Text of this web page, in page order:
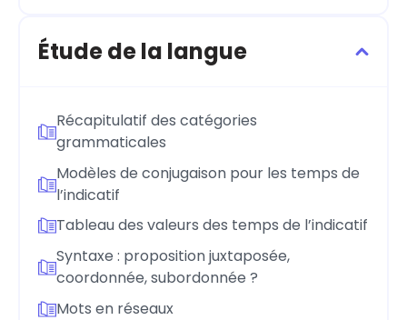
Étude de la langue
Récapitulatif des catégories
grammaticales
Modèles de conjugaison pour les temps de
l’indicatif
Tableau des valeurs des temps de l’indicatif
Syntaxe : proposition juxtaposée,
coordonnée, subordonnée ?
Mots en réseaux